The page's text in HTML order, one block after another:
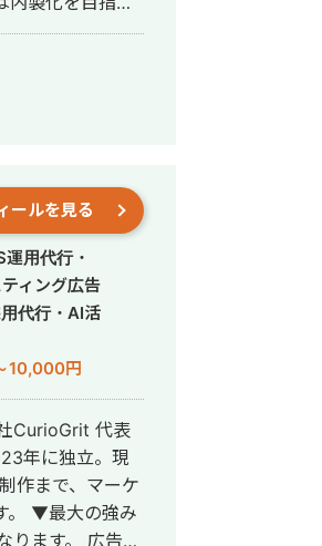
・日々の配信
の修正） ・KW/
BAN対応 ・日
わせ ・その他
る部分のご提案
別途ご請求と
構築会社様 な
。
ールを見る
用代行・
ィング広告
代行・AI活
10,000円
CurioGrit 代表
作まで、マーケ
み
。 広告・